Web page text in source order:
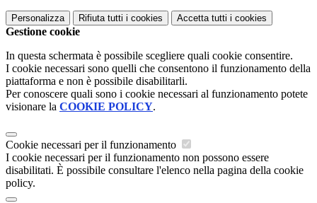
Personalizza Rifiuta tutti i cookies Accetta tutti i cookies
Gestione cookie
In questa schermata è possibile scegliere quali cookie consentire.
I cookie necessari sono quelli che consentono il funzionamento della
piattaforma e non è possibile disabilitarli.
Per conoscere quali sono i cookie necessari al funzionamento potete
visionare la COOKIE POLICY.
Cookie necessari per il funzionamento
I cookie necessari per il funzionamento non possono essere
disabilitati. È possibile consultare l'elenco nella pagina della cookie
policy.